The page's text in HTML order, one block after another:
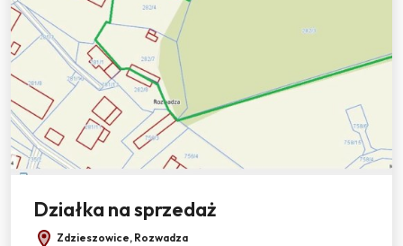
Działka na sprzedaż
Zdzieszowice, Rozwadza